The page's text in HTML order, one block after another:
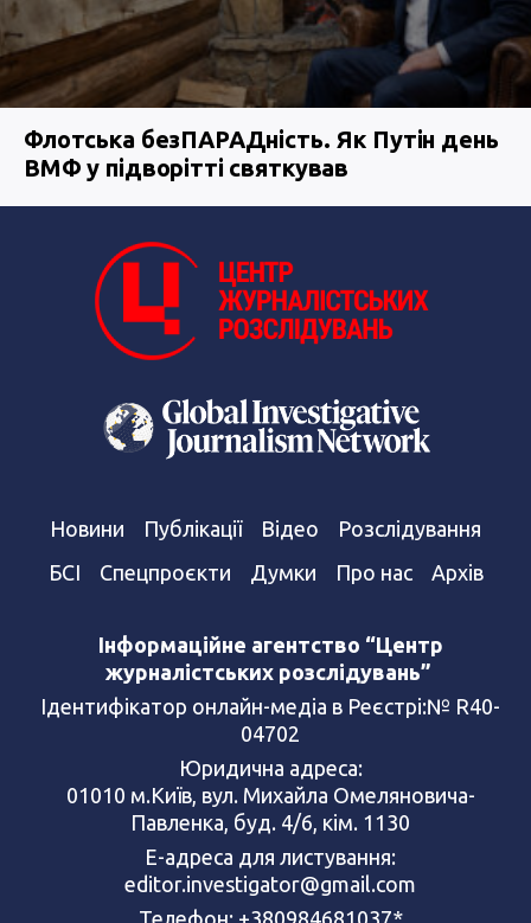
Флотська безПАРАДність. Як Путін день
ВМФ у підворітті святкував
Новини Публікації Відео
Розслідування
БСІ
Спецпроєкти Думки Про нас Архів
Інформаційне агентство “Центр
журналістських розслідувань”
Ідентифікатор онлайн-медіа в Реєстрі:№ R40-
04702
Юридична адреса:
01010 м.Київ, вул. Михайла Омеляновича-
Павленка, буд. 4/6, кім. 1130
Е-адреса для листування:
editor.investigator@gmail.com